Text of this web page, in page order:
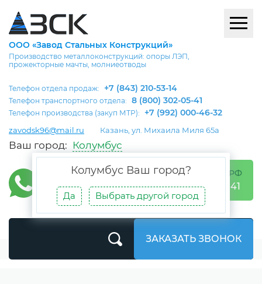
ООО «Завод Стальных Конструкций»
Производство металлоконструкций: опоры ЛЭП,
прожекторные мачты, молниеотводы
Телефон отдела продаж: +7 (843) 210-53-14
Телефон транспортного отдела: 8 (800) 302-05-41
Телефон производства (закуп МТР): +7 (992) 000-46-32
zavodsk96@mail.ru Казань, ул. Михаила Миля 65а
Ваш город: Колумбус
Колумбус Ваш город?
Да Выбрать другой город
БЕСПЛАТНО ПО РФ
8 (800) 302-05-41
ЗАКАЗАТЬ ЗВОНОК